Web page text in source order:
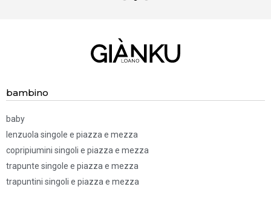
bambino
baby
lenzuola singole e piazza e mezza
copripiumini singoli e piazza e mezza
trapunte singole e piazza e mezza
trapuntini singoli e piazza e mezza